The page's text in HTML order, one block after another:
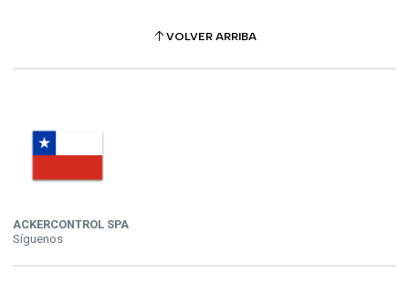
VOLVER ARRIBA
ACKERCONTROL SPA
Síguenos